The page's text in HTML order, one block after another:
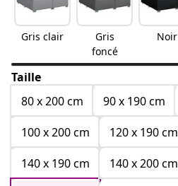
Gris clair
Gris
foncé
Noir
Taille
80 x 200 cm
90 x 190 cm
100 x 200 cm
120 x 190 cm
140 x 190 cm
140 x 200 cm